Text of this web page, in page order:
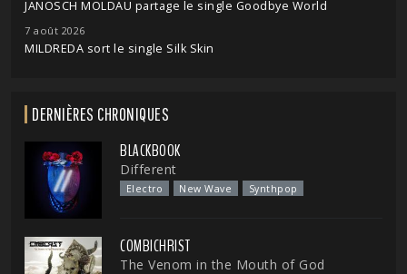
JANOSCH MOLDAU partage le single Goodbye World
7 août 2026
MILDREDA sort le single Silk Skin
DERNIÈRES CHRONIQUES
BLACKBOOK
Different
Electro New Wave Synthpop
COMBICHRIST
The Venom in the Mouth of God